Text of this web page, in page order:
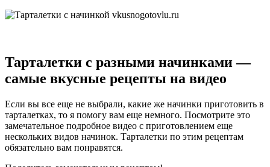
Тарталетки с разными начинками —
самые вкусные рецепты на видео
Если вы все еще не выбрали, какие же начинки приготовить в
тарталетках, то я помогу вам еще немного. Посмотрите это
замечательное подробное видео с приготовлением еще
нескольких видов начинок. Тарталетки по этим рецептам
обязательно вам понравятся.